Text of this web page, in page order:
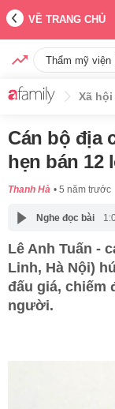
VỀ TRANG CHỦ
Thẩm mỹ viện
Xã hội
Cán bộ địa
hẹn bán 12
Thanh Hà 5 năm trước
Nghe đọc bài
Lê Anh Tuấn -
Linh, Hà Nội)
đấu giá, chiếm
người.